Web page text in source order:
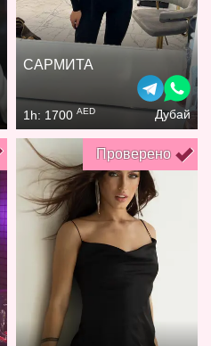
САРМИТА
1h: 1700 AED Дубай
Проверено